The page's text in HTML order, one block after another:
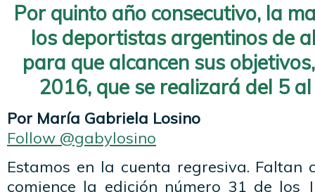
Por quinto año consecutivo, la
los deportistas argentinos de
para que alcancen sus
2016, que se realizará del 5
Por María Gabriela Losino
Follow @gabylosino
Estamos en la cuenta regresiva.
comience la edición número 31 de los